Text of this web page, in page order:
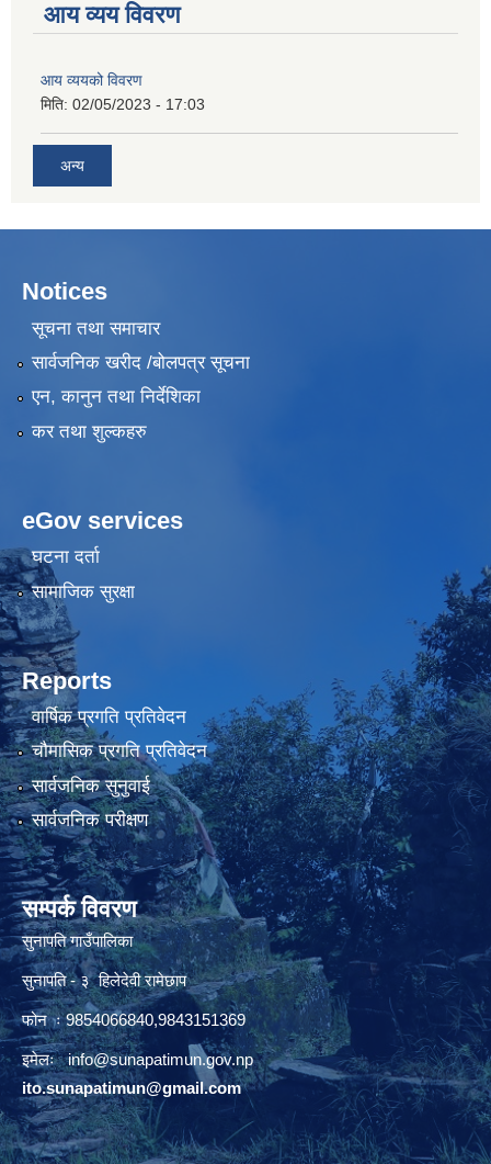
आय व्यय विवरण
आय व्ययको विवरण
मिति: 02/05/2023 - 17:03
अन्य
Notices
सूचना तथा समाचार
सार्वजनिक खरीद /बोलपत्र सूचना
एन, कानुन तथा निर्देशिका
कर तथा शुल्कहरु
eGov services
घटना दर्ता
सामाजिक सुरक्षा
Reports
वार्षिक प्रगति प्रतिवेदन
चौमासिक प्रगति प्रतिवेदन
सार्वजनिक सुनुवाई
सार्वजनिक परीक्षण
सम्पर्क विवरण
सुनापति गाउँपालिका
सुनापति - ३ हिलेदेवी रामेछाप
फोन ः 9854066840,9843151369
इमेलः info@sunapatimun.gov.np
ito.sunapatimun@gmail.com